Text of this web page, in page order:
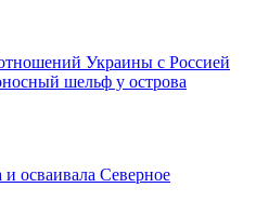
Украины с Россией
шельф у острова
и осваивала Северное